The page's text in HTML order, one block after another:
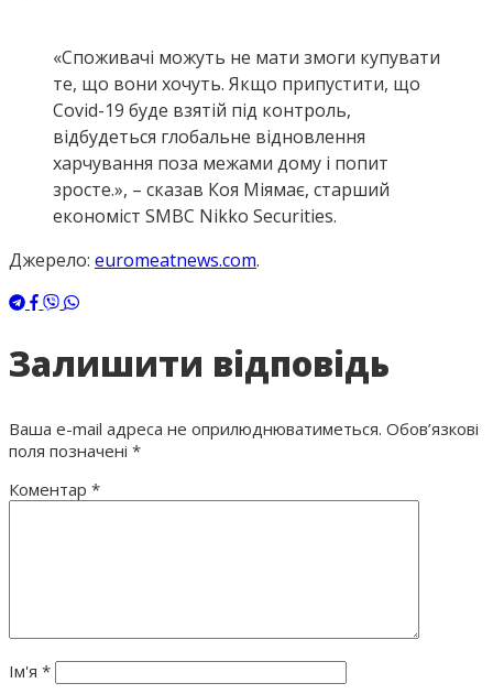
«Споживачі можуть не мати змоги купувати
те, що вони хочуть. Якщо припустити, що
Covid-19 буде взятій під контроль,
відбудеться глобальне відновлення
харчування поза межами дому і попит
зросте.», – сказав Коя Міямає, старший
економіст SMBC Nikko Securities.
Джерело: euromeatnews.com.
Залишити відповідь
Ваша e-mail адреса не оприлюднюватиметься. Обов’язкові
поля позначені *
Коментар *
Ім'я *